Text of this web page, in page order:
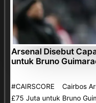
Arsenal Disebut
untuk Bruno
#CAIRSCORE Cairbos
£75 Juta untuk Bruno